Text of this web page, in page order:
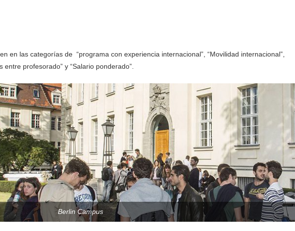
en las categorías de “programa con experiencia internacional”, “Movilidad internacional”,
profesorado” y “Salario ponderado”.
Berlin Campus